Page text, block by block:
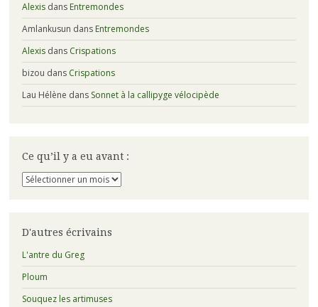
Alexisdans Entremondes
Amlankusun dans Entremondes
Alexisdans Crispations
bizou dans Crispations
Lau Hélène dans Sonnet à la callipyge vélocipède
Ce qu’il y a eu avant :
Ce
qu’il
eu
:
D'autres écrivains
L'antre du Greg
Ploum
Souquez les artimuses